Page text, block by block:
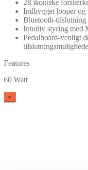
28 ikoniske
Indbygget looper og
Bluetooth-tilslutning
Intuitiv styring
Pedalboard-venligt
Features
60 Watt
×